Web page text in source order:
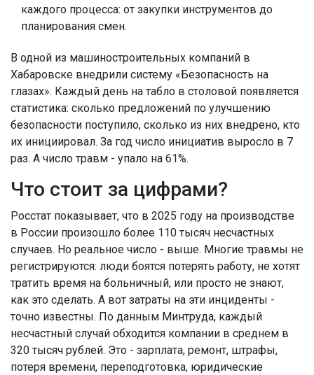
каждого процесса: от закупки инструментов до
планирования смен.
В одной из машиностроительных компаний в
Хабаровске внедрили систему «Безопасность на
глазах». Каждый день на табло в столовой появляется
статистика: сколько предложений по улучшению
безопасности поступило, сколько из них внедрено, кто
их инициировал. За год число инициатив выросло в 7
раз. А число травм - упало на 61%.
Что стоит за цифрами?
Росстат показывает, что в 2025 году на производстве
в России произошло более 110 тысяч несчастных
случаев. Но реальное число - выше. Многие травмы не
регистрируются: люди боятся потерять работу, не хотят
тратить время на больничный, или просто не знают,
как это сделать. А вот затраты на эти инциденты -
точно известны. По данным Минтруда, каждый
несчастный случай обходится компании в среднем в
320 тысяч рублей. Это - зарплата, ремонт, штрафы,
потеря времени, переподготовка, юридические